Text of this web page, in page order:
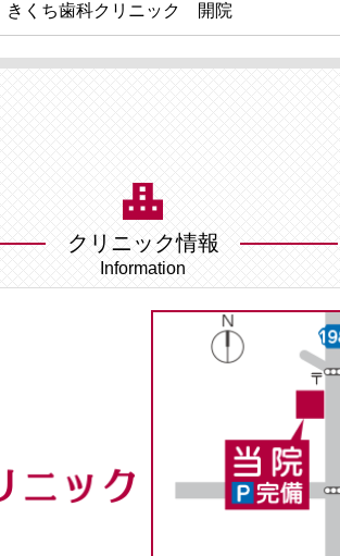
きくち歯科クリニック 開院
クリニック情報
Information